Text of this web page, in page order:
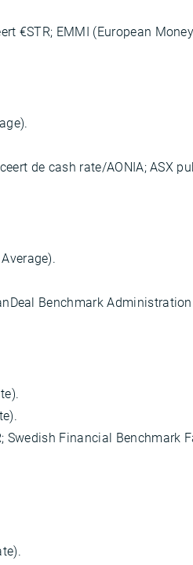
€STR; EMMI (European
de cash rate/AONIA; ASX
Benchmark
Swedish Financial Benchmark